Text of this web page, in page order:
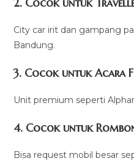
City car irit dan gampang
Bandung.
3. Cocok untuk Acara
Unit premium seperti
4. Cocok untuk
Bisa request mobil besar